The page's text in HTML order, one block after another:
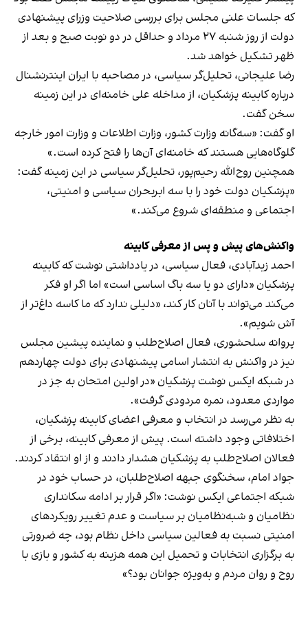
که جلسات علنی مجلس برای بررسی صلاحیت وزرای پیشنهادی
دولت از روز شنبه ۲۷ مرداد و حداقل در دو نوبت صبح و بعد از
ظهر تشکیل خواهد شد.
رضا علیجانی، تحلیل‌گر سیاسی، در مصاحبه با ایران اینترنشنال
درباره کابینه پزشکیان، از مداخله علی خامنه‌ای در این زمینه
سخن گفت.
او گفت: «سه‌گانه وزارت کشور، وزارت اطلاعات و وزارت امور خارجه
گلوگاه‌هایی هستند که خامنه‌ای آن‌ها را فتح کرده است.»
همچنین روح‌الله رحیم‌پور، تحلیل‌گر سیاسی در این زمینه گفت:
«پزشکیان دولت خود را با سه ابربحران سیاسی و امنیتی،
اجتماعی و منطقه‌ای شروع‌ می‌کند.»
واکنش‌های پیش و پس از معرفی کابینه
احمد زیدآبادی، فعال سیاسی، در یادداشتی نوشت که کابینه
پزشکیان «دارای دو یا سه باگ اساسی است» اما اگر او فکر
می‌کند می‌تواند با آنان کار کند، «دلیلی ندارد که ما کاسه داغ‌تر از
آش شویم».
پروانه سلحشوری، فعال اصلاح‌طلب و نماینده پیشین مجلس
نیز در واکنش به انتشار اسامی پیشنهادی برای دولت چهاردهم
در شبکه ایکس نوشت پزشکیان «در اولین امتحان به جز در
مواردی معدود، نمره مردودی گرفت».
به نظر می‌رسد در انتخاب و معرفی اعضای کابینه پزشکیان،
اختلافاتی وجود داشته است. پیش از معرفی کابینه، برخی از
فعالان اصلاح‌طلب به پزشکیان هشدار دادند و از او انتقاد کردند.
جواد امام، سخنگوی جبهه اصلاح‌طلبان، در حساب خود در
شبکه اجتماعی ایکس نوشت: «اگر قرار بر ادامه سکانداری
نظامیان و شبه‌نظامیان بر سیاست و عدم تغییر رویکردهای
امنیتی نسبت به فعالین سیاسی داخل نظام بود، چه ضرورتی
به برگزاری انتخابات و تحمیل این همه هزینه به کشور و بازی با
روح و روان مردم و‌ به‌ویژه جوانان بود؟»